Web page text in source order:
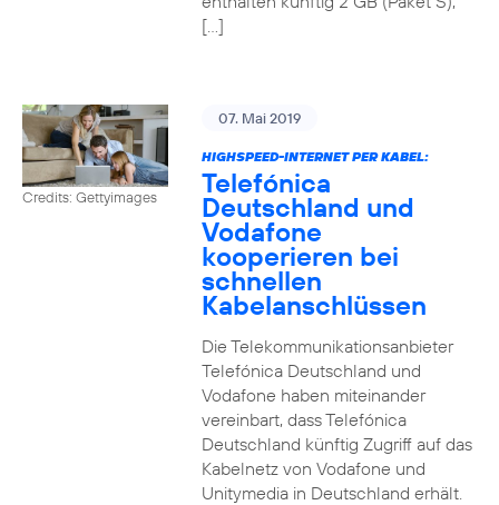
[…]
Credits: Gettyimages
07. Mai 2019
HIGHSPEED-INTERNET PER KABEL:
Telefónica
Deutschland und
Vodafone
kooperieren bei
schnellen
Kabelanschlüssen
Die Telekommunikationsanbieter
Telefónica Deutschland und
Vodafone haben miteinander
vereinbart, dass Telefónica
Deutschland künftig Zugriff auf das
Kabelnetz von Vodafone und
Unitymedia in Deutschland erhält.